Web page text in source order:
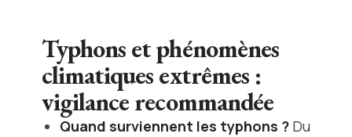
Typhons et phénomènes
climatiques extrêmes :
vigilance recommandée
Quand surviennent les typhons ?Du